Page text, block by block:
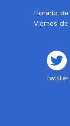
Horario
Viernes
Twitter